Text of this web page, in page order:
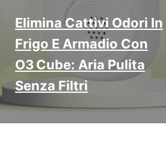
Elimina Cattivi Odori In
Frigo E Armadio Con
O3 Cube: Aria Pulita
Senza Filtri